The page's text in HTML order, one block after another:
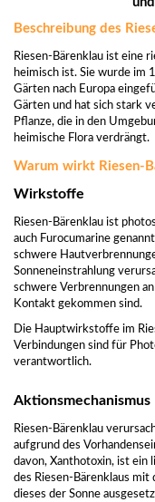
Beschreibung des
Riesen-Bärenklau ist eine
heimisch ist. Sie wurde im
Gärten nach Europa
Gärten und hat sich stark
Pflanze, die in den
heimische Flora verdrängt.
Warum wirkt Riesen-
Wirkstoffe
Riesen-Bärenklau ist
auch Furocumarine
schwere
Sonneneinstrahlung
schwere Verbrennungen
Kontakt gekommen sind.
Die Hauptwirkstoffe im
Verbindungen sind für
verantwortlich.
Aktionsmechanismus
Riesen-Bärenklau
aufgrund des
davon, Xanthotoxin, ist ein
des Riesen-Bärenklaus
dieses der Sonne